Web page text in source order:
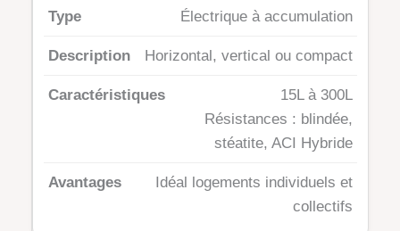
Électrique à accumulation
Horizontal, vertical ou compact
15L à 300L
Résistances : blindée,
stéatite, ACI Hybride
Idéal logements individuels et
collectifs